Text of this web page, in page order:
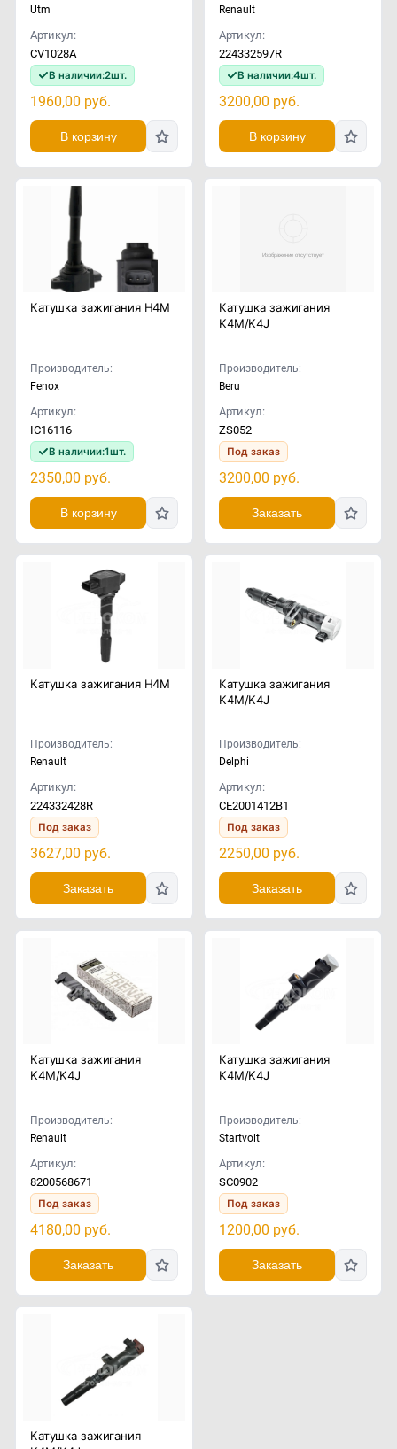
Utm
Артикул:
CV1028A
В наличии:2шт.
1960,00 руб.
В корзину
Renault
Артикул:
224332597R
В наличии:4шт.
3200,00 руб.
В корзину
Катушка зажигания H4M
Производитель:
Fenox
Артикул:
IC16116
В наличии:1шт.
2350,00 руб.
В корзину
Катушка зажигания
K4M/K4J
Производитель:
Beru
Артикул:
ZS052
Под заказ
3200,00 руб.
Заказать
Катушка зажигания H4M
Производитель:
Renault
Артикул:
224332428R
Под заказ
3627,00 руб.
Заказать
Катушка зажигания
K4M/K4J
Производитель:
Delphi
Артикул:
CE2001412B1
Под заказ
2250,00 руб.
Заказать
Катушка зажигания
K4M/K4J
Производитель:
Renault
Артикул:
8200568671
Под заказ
4180,00 руб.
Заказать
Катушка зажигания
K4M/K4J
Производитель:
Startvolt
Артикул:
SC0902
Под заказ
1200,00 руб.
Заказать
Катушка зажигания